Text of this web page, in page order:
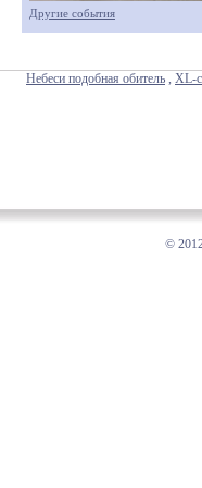
Другие события
Небеси подобная обитель , XL-
©